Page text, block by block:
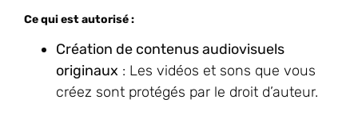
Ce qui est autorisé :
Création de contenus audiovisuels
originaux : Les vidéos et sons que vous
créez sont protégés par le droit d’auteur.